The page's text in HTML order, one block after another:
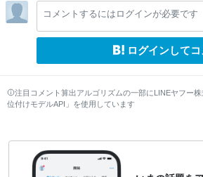
コメントするにはログインが必要です
ログインしてコ
注目コメント算出アルゴリズムの一部にLINEヤフー
位付けモデルAPI」を使用しています